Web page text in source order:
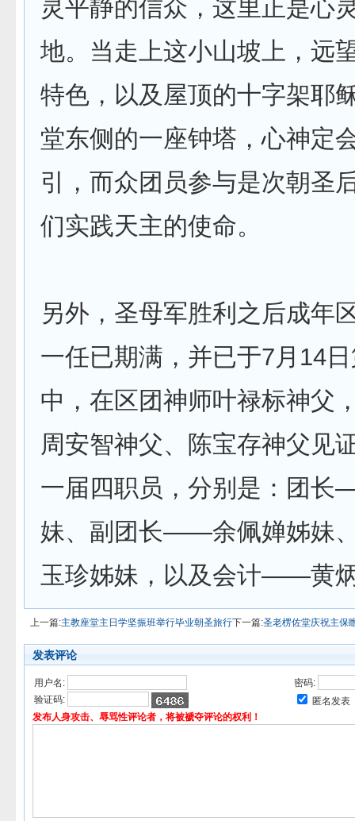
灵平静的信众，这里正是心
地。当走上这小山坡上，远
特色，以及屋顶的十字架耶
堂东侧的一座钟塔，心神定
引，而众团员参与是次朝圣
们实践天主的使命。
另外，圣母军胜利之后成年
一任已期满，并已于7月14
中，在区团神师叶禄标神父
周安智神父、陈宝存神父见
一届四职员，分别是：团
妹、副团长——余佩婵姊妹
玉珍姊妹，以及会计——黄
上一篇:主教座堂主日学坚振班举行毕业朝圣旅行下一篇:圣老楞佐堂庆祝主保
发表评论
用户名:
密码:
验证码:
匿名发表
发布人身攻击、辱骂性评论者，将被褫夺评论的权利！